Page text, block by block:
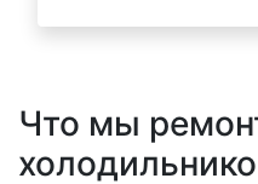
Что мы